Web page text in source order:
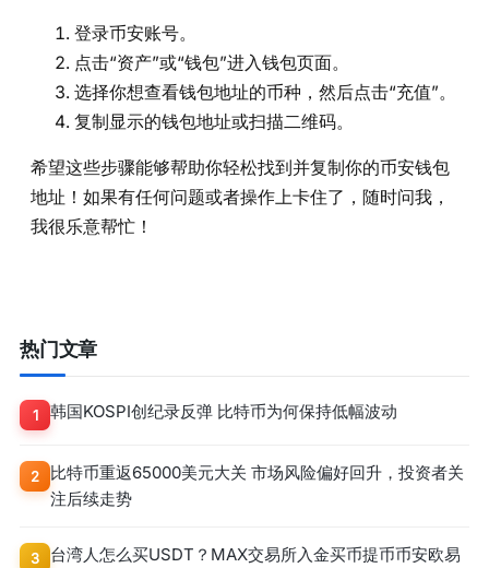
登录币安账号。
点击“资产”或“钱包”进入钱包页面。
选择你想查看钱包地址的币种，然后点击“充值”。
复制显示的钱包地址或扫描二维码。
希望这些步骤能够帮助你轻松找到并复制你的币安钱包
地址！如果有任何问题或者操作上卡住了，随时问我，
我很乐意帮忙！
热门文章
1 韩国KOSPI创纪录反弹 比特币为何保持低幅波动
2
比特币重返65000美元大关 市场风险偏好回升，投资者关
注后续走势
3
台湾人怎么买USDT？MAX交易所入金买币提币币安欧易